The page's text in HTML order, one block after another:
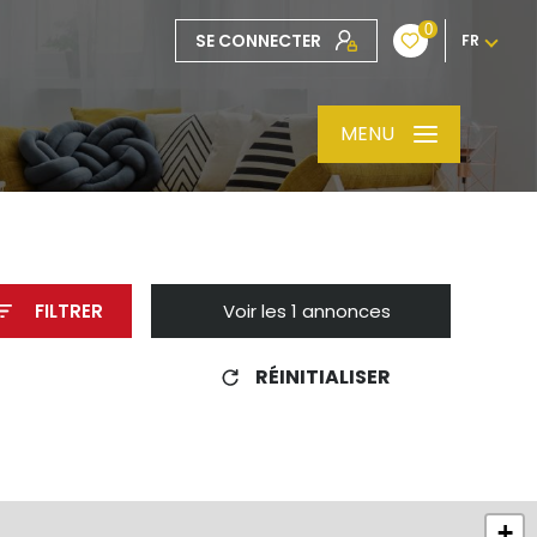
SE CONNECTER 0
FR
MENU
FILTRER Voir les 1 annonces
RÉINITIALISER